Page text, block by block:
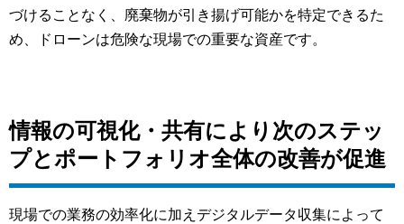
づけることなく、廃棄物が引き揚げ可能かを特定できるた
め、ドローンは危険な現場での重要な資産です。
情報の可視化・共有により次のステッ
プとポートフォリオ全体の改善が促進
現場での業務の効率化に加えデジタルデータ収集によって